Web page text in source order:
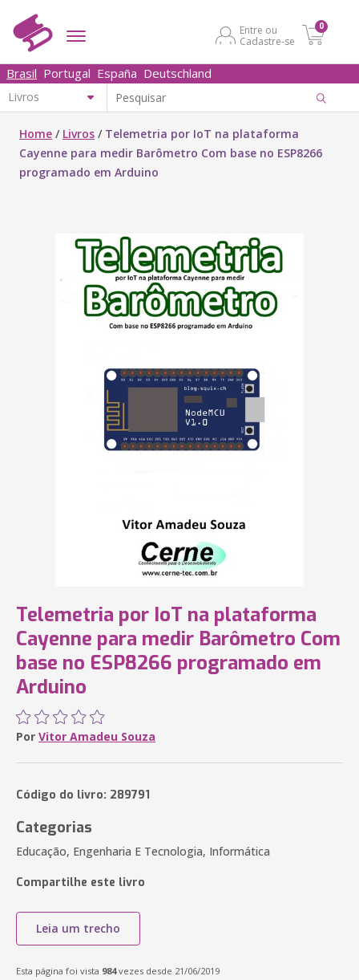
Entre ou
Cadastre-se
0
Brasil Portugal España Deutschland
Home / Livros / Telemetria por IoT na plataforma
Cayenne para medir Barômetro Com base no ESP8266
programado em Arduino
Telemetria por IoT na plataforma
Cayenne para medir Barômetro Com
base no ESP8266 programado em
Arduino
Por Vitor Amadeu Souza
Código do livro: 289791
Categorias
Educação, Engenharia E Tecnologia, Informática
Compartilhe este livro
Leia um trecho
Esta página foi vista 984vezes desde 21/06/2019